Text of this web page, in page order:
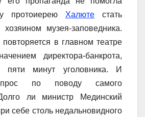
протоиерею Халюте стать
музея-заповедника.
в главном театре
директора-банкрота,
пяти минут уголовника. И
по поводу самого
ли министр Мединский
себе столь недальновидного